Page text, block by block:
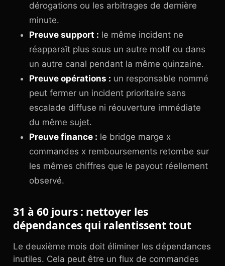
dérogations ou les arbitrages de dernière
minute.
Preuve support : le même incident ne
réapparaît plus sous un autre motif ou dans
un autre canal pendant la même quinzaine.
Preuve opérations : un responsable nommé
peut fermer un incident prioritaire sans
escalade diffuse ni réouverture immédiate
du même sujet.
Preuve finance : le bridge marge x
commandes x remboursements retombe sur
les mêmes chiffres que le payout réellement
observé.
31 à 60 jours : nettoyer les
dépendances qui ralentissent tout
Le deuxième mois doit éliminer les dépendances
inutiles. Cela peut être un flux de commandes